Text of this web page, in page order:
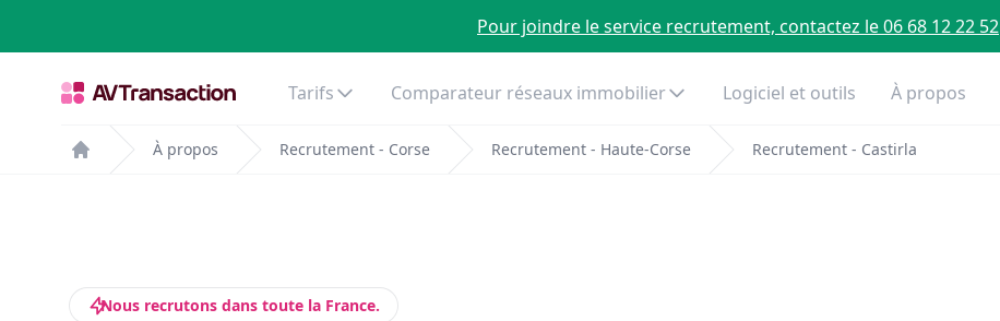
Pour joindre le service recrutement, contactez le 06 68 12 22 52
Tarifs Comparateur réseaux immobilier Logiciel et outils À propos
Home
À propos Recrutement - Corse Recrutement - Haute-Corse Recrutement - Castirla
Nous recrutons dans toute la France.